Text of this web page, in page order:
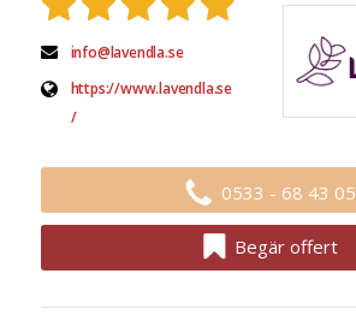
info@lavendla.se
https://www.lavendla.se
/
0533 - 68 43 05
Begär offert